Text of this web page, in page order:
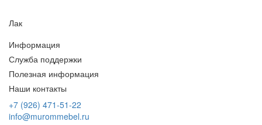
Лак
Информация
Служба поддержки
Полезная информация
Наши контакты
+7 (926) 471-51-22
info@murommebel.ru